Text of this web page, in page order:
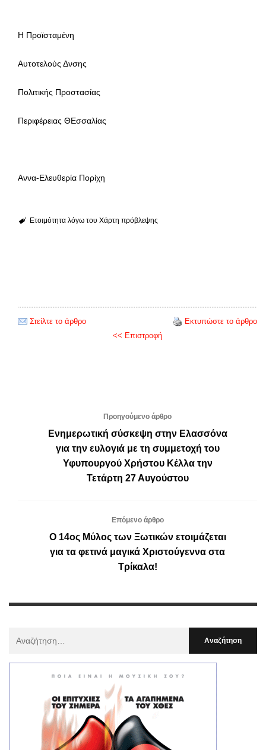
Η Προϊσταμένη
Αυτοτελούς Δνσης
Πολιτικής Προστασίας
Περιφέρειας ΘΕσσαλίας
Αννα-Ελευθερία Πορίχη
Ετοιμότητα λόγω του Χάρτη πρόβλεψης
Στείλτε το άρθρο
Εκτυπώστε το άρθρο
<< Επιστροφή
Προηγούμενο άρθρο
Ενημερωτική σύσκεψη στην Ελασσόνα
για την ευλογιά με τη συμμετοχή του
Υφυπουργού Χρήστου Κέλλα την
Τετάρτη 27 Αυγούστου
Επόμενο άρθρο
Ο 14ος Μύλος των Ξωτικών ετοιμάζεται
για τα φετινά μαγικά Χριστούγεννα στα
Τρίκαλα!
: